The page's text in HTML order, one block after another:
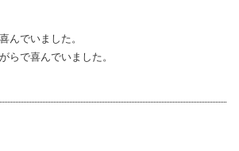
んでいました。
らで喜んでいました。